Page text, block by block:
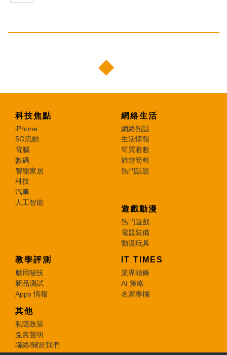
科技焦點
iPhone
5G流動
電腦
數碼
智能家居
科技
汽車
人工智能
網絡生活
網絡熱話
生活情報
筍買着數
旅遊筍料
熱門話題
遊戲動漫
熱門遊戲
電競裝備
動漫玩具
教學評測
應用秘技
新品測試
Apps 情報
IT TIMES
業界頭條
AI 策略
名家專欄
其他
私隱政策
免責聲明
聯絡/關於我們